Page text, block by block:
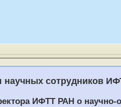
сотрудников
ИФТТ РАН о научно-